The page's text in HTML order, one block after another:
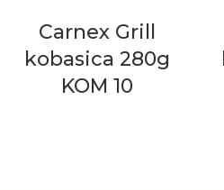
Carnex Grill
kobasica 280g
KOM 10